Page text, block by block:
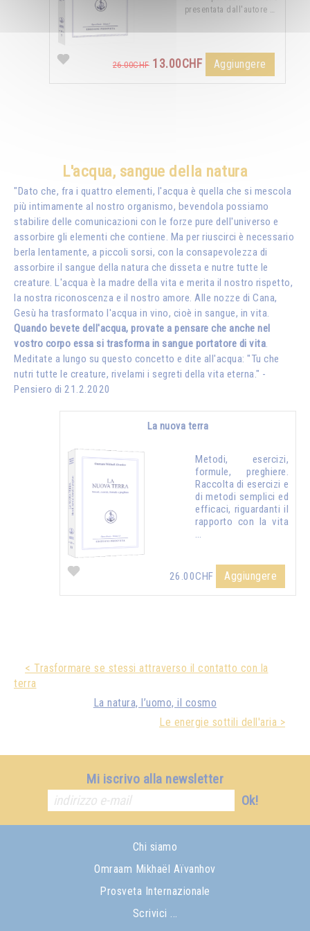
presentata dall'autore …
26.00CHF13.00CHF Aggiungere
L'acqua, sangue della natura
"Dato che, fra i quattro elementi, l'acqua è quella che si mescola
più intimamente al nostro organismo, bevendola possiamo
stabilire delle comunicazioni con le forze pure dell'universo e
assorbire gli elementi che contiene. Ma per riuscirci è necessario
berla lentamente, a piccoli sorsi, con la consapevolezza di
assorbire il sangue della natura che disseta e nutre tutte le
creature. L'acqua è la madre della vita e merita il nostro rispetto,
la nostra riconoscenza e il nostro amore. Alle nozze di Cana,
Gesù ha trasformato l'acqua in vino, cioè in sangue, in vita.
Quando bevete dell'acqua, provate a pensare che anche nel
vostro corpo essa si trasforma in sangue portatore di vita.
Meditate a lungo su questo concetto e dite all'acqua: "Tu che
nutri tutte le creature, rivelami i segreti della vita eterna." -
Pensiero di 21.2.2020
La nuova terra
Metodi, esercizi,
formule, preghiere.
Raccolta di esercizi e
di metodi semplici ed
efficaci, riguardanti il
rapporto con la vita
…
26.00CHF Aggiungere
< Trasformare se stessi attraverso il contatto con la
terra
La natura, l’uomo, il cosmo
Le energie sottili dell'aria >
Mi iscrivo alla newsletter
Ok!
Chi siamo
Omraam Mikhaël Aïvanhov
Prosveta Internazionale
Scrivici ...